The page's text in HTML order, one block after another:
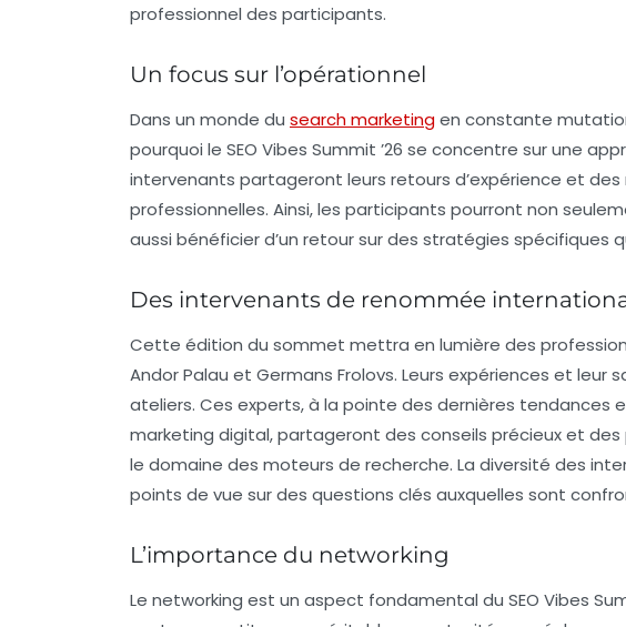
professionnel des participants.
Un focus sur l’opérationnel
Dans un monde du search marketingen constante
pourquoi le SEO Vibes Summit ’26 se concentre sur une
intervenants partageront leurs retours d’expérience et
professionnelles. Ainsi, les participants pourront non
aussi bénéficier d’un retour sur des stratégies spécifiques
Des intervenants de renommée
Cette édition du sommet mettra en lumière des
Andor Palau et Germans Frolovs. Leurs expériences et leur
ateliers. Ces experts, à la pointe des dernières
marketing digital, partageront des conseils précieux et
le domaine des moteurs de recherche. La diversité des
points de vue sur des questions clés auxquelles sont
L’importance du networking
Le networking est un aspect fondamental du SEO Vibes